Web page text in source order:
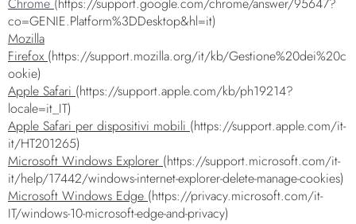
Chrome (https://support.google.com/chrome/answer/95647?
co=GENIE.Platform%3DDesktop&hl=it)
Mozilla
Firefox (https://support.mozilla.org/it/kb/Gestione%20dei%20c
ookie)
Apple Safari (https://support.apple.com/kb/ph19214?
locale=it_IT)
Apple Safari per dispositivi mobili (https://support.apple.com/it-
it/HT201265)
Microsoft Windows Explorer (https://support.microsoft.com/it-
it/help/17442/windows-internet-explorer-delete-manage-cookies)
Microsoft Windows Edge (https://privacy.microsoft.com/it-
IT/windows-10-microsoft-edge-and-privacy)